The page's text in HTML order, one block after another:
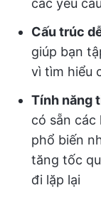
các yêu
Cấu trúc
giúp bạn
vì tìm hiểu
Tính năng
có sẵn các
phổ biến
tăng tốc
đi lặp lại